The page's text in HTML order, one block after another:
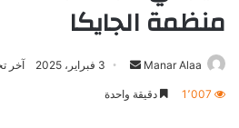
منظمة الجايكا
Manar Alaa
أرسل 3 فبراير، 2025 آخر تحديث:
1٬007 دقيقة واحدة